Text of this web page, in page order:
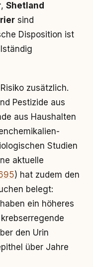
, Shetland
sind
Disposition ist
zusätzlich.
Pestizide aus
aus Haushalten
Studien
aktuelle
) hat zudem den
belegt:
ein höheres
den Urin
über Jahre